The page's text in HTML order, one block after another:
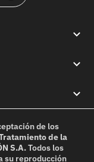
de los
de la
S.A.Todos los
su reproducción